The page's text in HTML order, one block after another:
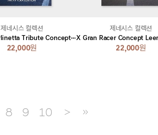
X Gran Berlinetta Tribute Concept Leen Customs 핀
22,000원
제네시스 컬렉션
22,000원
제네시스 컬렉션
8 9 10 ＞ ≫